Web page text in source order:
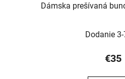
Dámska prešívaná
Dodanie
€35